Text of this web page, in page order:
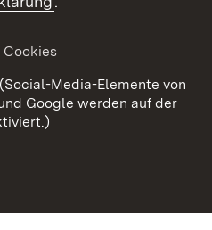
Benutzungshinweise
CookiesMedia-Elemente von
Google werden auf der